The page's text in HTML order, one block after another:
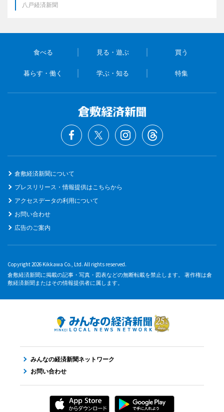
八戸経済新聞
食べる 見る・遊ぶ 買う
暮らす・働く 学ぶ・知る 特集
倉敷経済新聞について
プレスリリース・情報提供はこちらから
アクセスデータの利用について
お問い合わせ
広告のご案内
Copyright 2026 Kikkawa Co., Ltd. All rights reserved.
倉敷経済新聞に掲載の記事・写真・図表などの無断転載を禁止します。 著作権は倉
敷経済新聞またはその情報提供者に属します。
みんなの経済新聞ネットワーク
お問い合わせ